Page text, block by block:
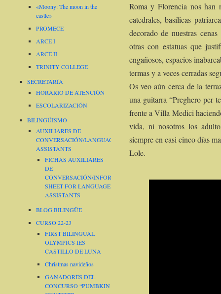
Roma y Florencia nos han
catedrales, basílicas
decorado de nuestras
otras con estatuas que
engañosos, espacios
termas y a veces cerradas
Os veo aún cerca de la
una guitarra “Preghero per
frente a Villa Medici
vida, ni nosotros los
siempre en casi cinco días
Lole.
«Moony: The moon in the
castle»
PROMECE
ARCE I
ARCE II
TRINITY COLLEGE
SECRETARÍA
HORARIO DE ATENCIÓN
ESCOLARIZACIÓN
BILINGÜISMO
AUXILIARES DE
CONVERSACIÓN/LANGUAGE
ASSISTANTS
FICHAS AUXILIARES
DE
CONVERSACIÓN/INFORMATION
SHEET FOR LANGUAGE
ASSISTANTS
BLOG BILINGÜE
CURSO 22-23
FIRST BILINGUAL
OLYMPICS IES
CASTILLO DE LUNA
Christmas navideños
GANADORES DEL
CONCURSO “PUMBKIN